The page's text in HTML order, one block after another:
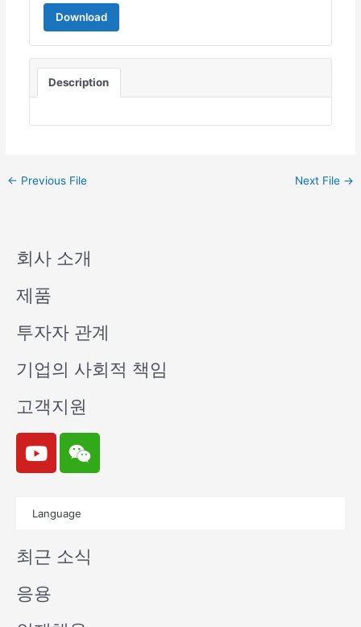
Download
Description
← Previous File Next File →
회사 소개
제품
투자자 관계
기업의 사회적 책임
고객지원
Y
o
u
e
W
e
i
n
Language
최근 소식
응용